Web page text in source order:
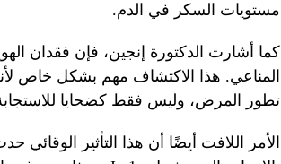
مستويات السكر في الدم.
كما أشارت الدكتورة إنجين، فإن فقدان
المناعي. هذا الاكتشاف مهم بشكل خاص
تطور المرض، وليس فقط كضحايا للاستجابة
الأمر اللافت أيضًا أن هذا التأثير الوقائي